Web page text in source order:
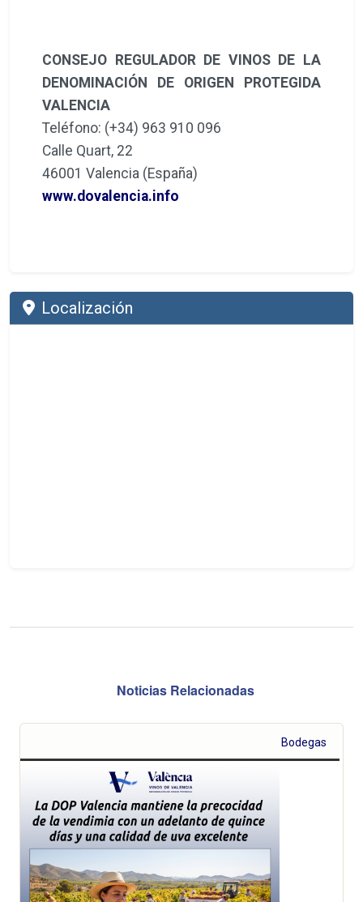
CONSEJO REGULADOR DE VINOS DE LA
DENOMINACIÓN DE ORIGEN PROTEGIDA
VALENCIA
Teléfono: (+34) 963 910 096
Calle Quart, 22
46001 Valencia (España)
www.dovalencia.info
Localización
Noticias Relacionadas
Bodegas